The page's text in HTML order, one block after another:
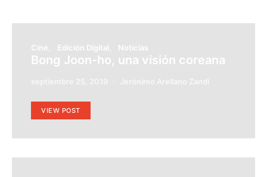
Cine Edición Digital Noticias
Bong Joon-ho, una visión coreana
VIEW POST